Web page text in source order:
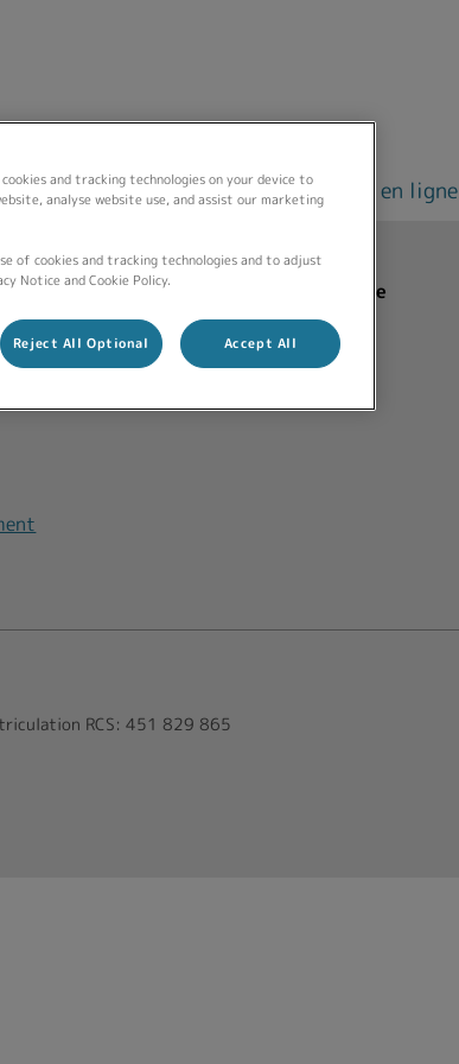
Nos services Boutique en ligne
Clinique vétérinaire du Centre
RCS: 451 829 865
and tracking technologies on your device to
analyse website use, and assist our marketing
of cookies and tracking technologies and to adjust
Notice and Cookie Policy.
Reject All Optional Accept All